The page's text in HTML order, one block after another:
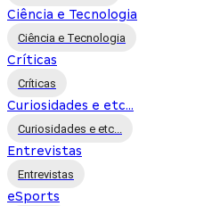
Ciência e Tecnologia
Ciência e Tecnologia
Críticas
Críticas
Curiosidades e etc...
Curiosidades e etc...
Entrevistas
Entrevistas
eSports